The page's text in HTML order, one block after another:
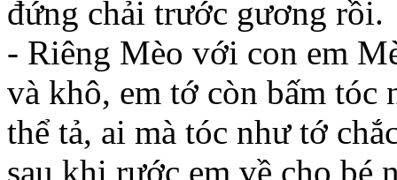
đứng chải trước gương rồi.
- Riêng Mèo với con em
và khô, em tớ còn bấm tóc
thể tả, ai mà tóc như tớ
sau khi rước em về cho bé